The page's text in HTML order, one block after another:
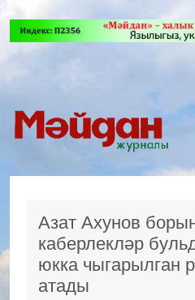
Азат Ахунов
каберлекләр
юкка чыгарылган
атады